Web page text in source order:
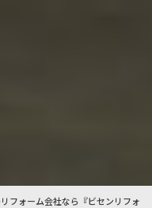
フォーム会社なら『ビセンリフォ